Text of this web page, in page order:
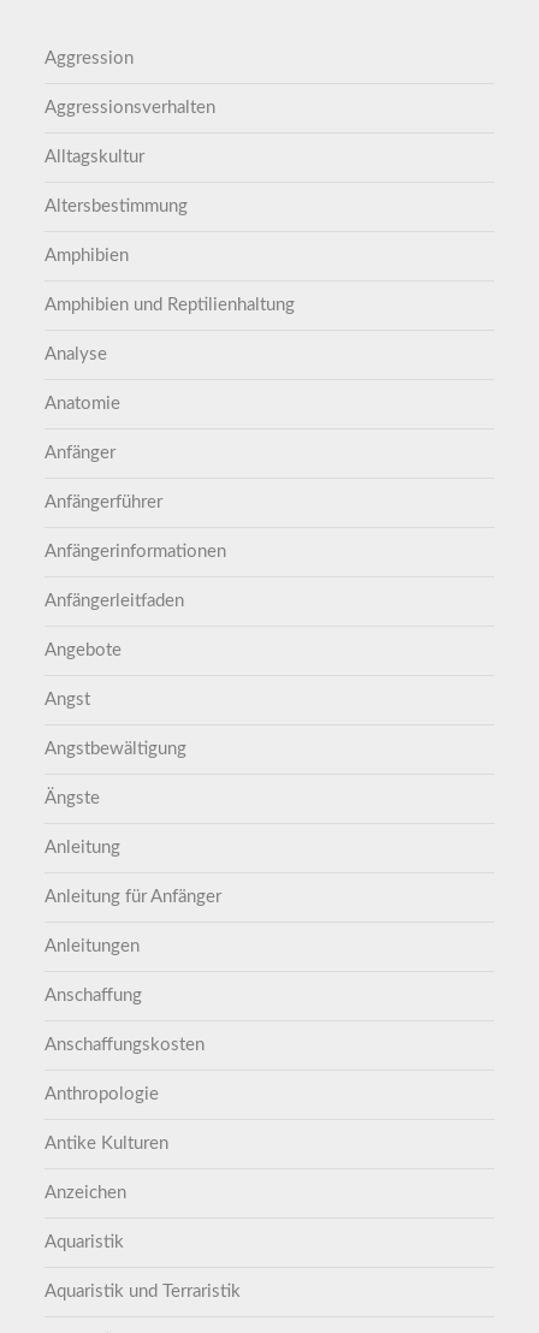
Aggression
Aggressionsverhalten
Alltagskultur
Altersbestimmung
Amphibien
Amphibien und Reptilienhaltung
Analyse
Anatomie
Anfänger
Anfängerführer
Anfängerinformationen
Anfängerleitfaden
Angebote
Angst
Angstbewältigung
Ängste
Anleitung
Anleitung für Anfänger
Anleitungen
Anschaffung
Anschaffungskosten
Anthropologie
Antike Kulturen
Anzeichen
Aquaristik
Aquaristik und Terraristik